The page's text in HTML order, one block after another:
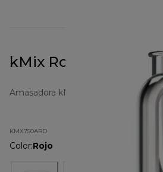
kMix Rojo
Amasadora kMix
KMX750ARD
Color:Rojo